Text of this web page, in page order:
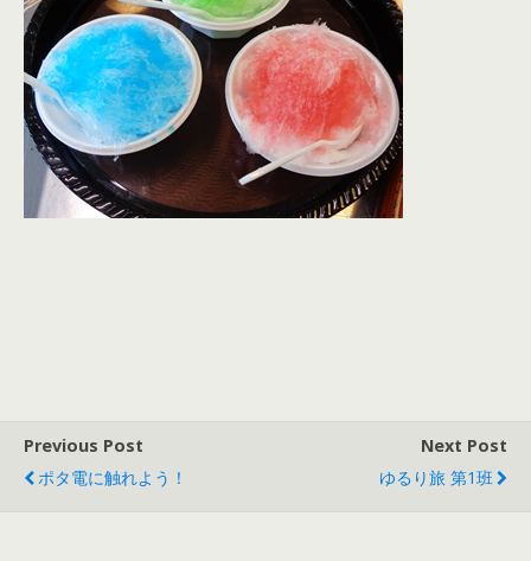
Previous Post
ポタ電に触れよう！
Next Post
ゆるり旅 第1班